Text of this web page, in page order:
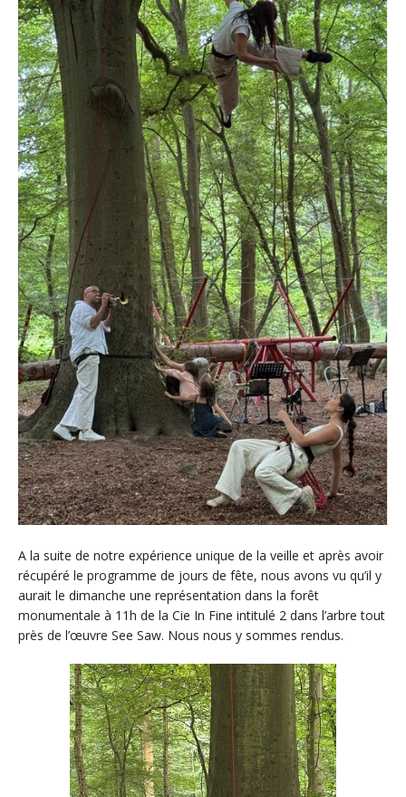
A la suite de notre expérience unique de la veille et après avoir
récupéré le programme de jours de fête, nous avons vu qu’il y
aurait le dimanche une représentation dans la forêt
monumentale à 11h de la Cie In Fine intitulé 2 dans l’arbre tout
près de l’œuvre See Saw. Nous nous y sommes rendus.